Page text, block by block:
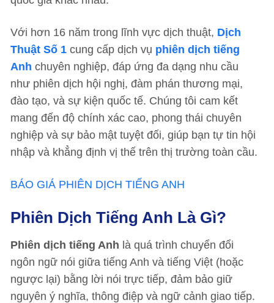
Với hơn 16 năm trong lĩnh vực dịch thuật, Dịch
Thuật Số 1 cung cấp dịch vụ phiên dịch tiếng
Anh chuyên nghiệp, đáp ứng đa dạng nhu cầu
như phiên dịch hội nghị, đàm phán thương mại,
đào tạo, và sự kiện quốc tế. Chúng tôi cam kết
mang đến độ chính xác cao, phong thái chuyên
nghiệp và sự bảo mật tuyệt đối, giúp bạn tự tin hội
nhập và khẳng định vị thế trên thị trường toàn cầu.
BÁO GIÁ PHIÊN DỊCH TIẾNG ANH
Phiên Dịch Tiếng Anh Là Gì?
Phiên dịch tiếng Anh là quá trình chuyển đổi
ngôn ngữ nói giữa tiếng Anh và tiếng Việt (hoặc
ngược lại) bằng lời nói trực tiếp, đảm bảo giữ
nguyên ý nghĩa, thông điệp và ngữ cảnh giao tiếp.